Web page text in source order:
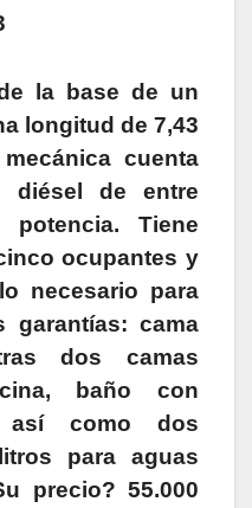
la base de un
longitud de 7,43
cuenta
diésel de entre
Tiene
ocupantes y
necesario para
garantías: cama
dos camas
baño con
así como dos
para aguas
precio? 55.000